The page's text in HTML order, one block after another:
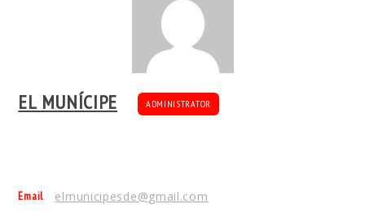
EL MUNÍCIPE ADMINISTRATOR
Email elmunicipesde@gmail.com